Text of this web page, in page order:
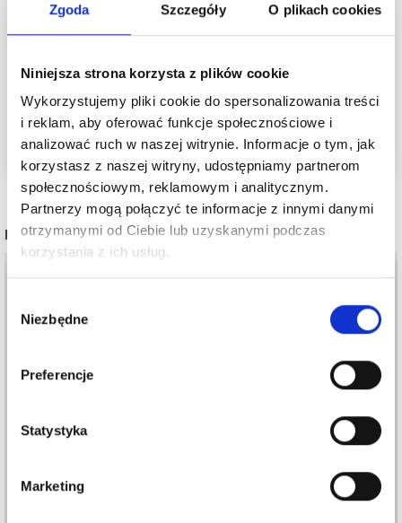
Zgoda Szczegóły O plikach cookies
Niniejsza strona korzysta z plików cookie
Wykorzystujemy pliki cookie do spersonalizowania treści
i reklam, aby oferować funkcje społecznościowe i
analizować ruch w naszej witrynie. Informacje o tym, jak
korzystasz z naszej witryny, udostępniamy partnerom
społecznościowym, reklamowym i analitycznym.
Partnerzy mogą połączyć te informacje z innymi danymi
otrzymanymi od Ciebie lub uzyskanymi podczas
korzystania z ich usług.
zgody
Niezbędne
Preferencje
Statystyka
Marketing
Zobacz podobne produkty tutaj
Zobacz wszystkie włóczki z alpaki tutaj
Zobacz włóczki według rozmiaru drutów tutaj
Zobacz wszystkie wzory tutaj
POPULARNE ALTERNATYWY
MODE AT ROWAN
NAVIA LAMB